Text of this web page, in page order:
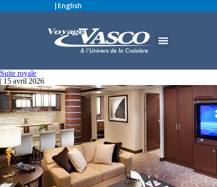
| English
Suite royale
| 15 avril 2026